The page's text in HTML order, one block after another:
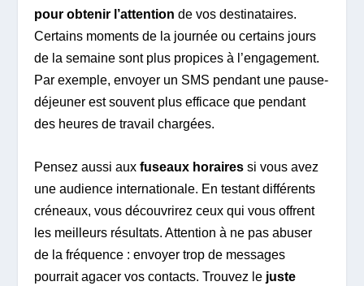
pour obtenir l’attention de vos destinataires.
Certains moments de la journée ou certains jours
de la semaine sont plus propices à l’engagement.
Par exemple, envoyer un SMS pendant une pause-
déjeuner est souvent plus efficace que pendant
des heures de travail chargées.
Pensez aussi auxfuseaux horaires si vous avez
une audience internationale. En testant différents
créneaux, vous découvrirez ceux qui vous offrent
les meilleurs résultats. Attention à ne pas abuser
de la fréquence : envoyer trop de messages
pourrait agacer vos contacts. Trouvez le juste